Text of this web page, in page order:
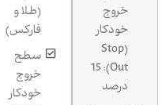
خروج
خودکار
(Stop
Out): 15
درصد
(طلا و
فارکس)
سطح
خروج
خودکار